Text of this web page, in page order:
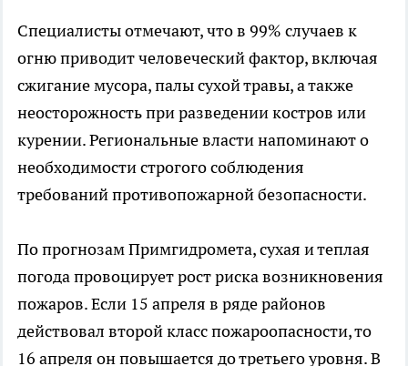
Специалисты отмечают, что в 99% случаев к
огню приводит человеческий фактор, включая
сжигание мусора, палы сухой травы, а также
неосторожность при разведении костров или
курении. Региональные власти напоминают о
необходимости строгого соблюдения
требований противопожарной безопасности.
По прогнозам Примгидромета, сухая и теплая
погода провоцирует рост риска возникновения
пожаров. Если 15 апреля в ряде районов
действовал второй класс пожароопасности, то
16 апреля он повышается до третьего уровня. В